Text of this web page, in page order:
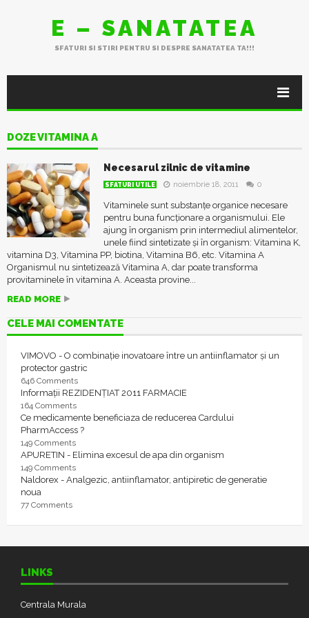
E – SANATATEA
SFATURI SI STIRI PENTRU SI DESPRE SANATATEA TA!!!
DOZE VITAMINA A
Necesarul zilnic de vitamine
SFATURI UTILE noiembrie 18, 2011 0
Vitaminele sunt substanțe organice necesare
pentru buna funcționare a organismului. Ele
ajung în organism prin intermediul alimentelor,
unele fiind sintetizate și în organism: Vitamina K,
vitamina D3, Vitamina PP, biotina, Vitamina B6, etc. Vitamina A
Organismul nu sintetizează Vitamina A, dar poate transforma
provitaminele în vitamina A. Aceasta provine...
READ MORE
CELE MAI COMENTATE
VIMOVO - O combinație inovatoare între un antiinflamator și un
protector gastric
646 Comments
Informații REZIDENȚIAT 2011 FARMACIE
164 Comments
Ce medicamente beneficiaza de reducerea Cardului
PharmAccess ?
149 Comments
APURETIN - Elimina excesul de apa din organism
149 Comments
Naldorex - Analgezic, antiinflamator, antipiretic de generatie
noua
77 Comments
LINKS
Centrala Murala